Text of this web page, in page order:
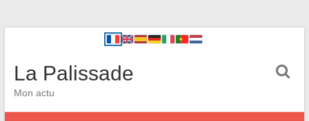
La Palissade
Mon actu